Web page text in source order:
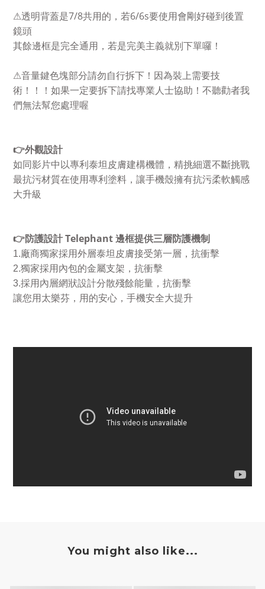
⚠透明背蓋是7/8共用的，若6/6s要使用會剛好碰到後置
鏡頭
其餘邊框是完全通用，若是完美主義就別下單囉！
⚠音量鍵色塊部分請勿自行拆下！因為裝上需要技
術！！！如果一定要拆下請找專業人士協助！不聽勸者我
們無法幫您處理喔
👉外觀設計
如同影片中以專利泰坦皮膚建構機體，精挑細選不斷挑戰
最抗污材質在使用專利塗料，讓手機殼擁有抗污柔軟觸感
大升級
👉防護設計Telephant 邊框提供三層防護機制
1.廠商獨家採用外層泰坦皮膚接受第一層，抗衝擊
2.獨家採用內包的金屬支架，抗衝擊
3.採用內層網狀設計分散殘餘能量，抗衝擊
讓您用太樂芬，用的安心，手機安全大提升
You might also like...